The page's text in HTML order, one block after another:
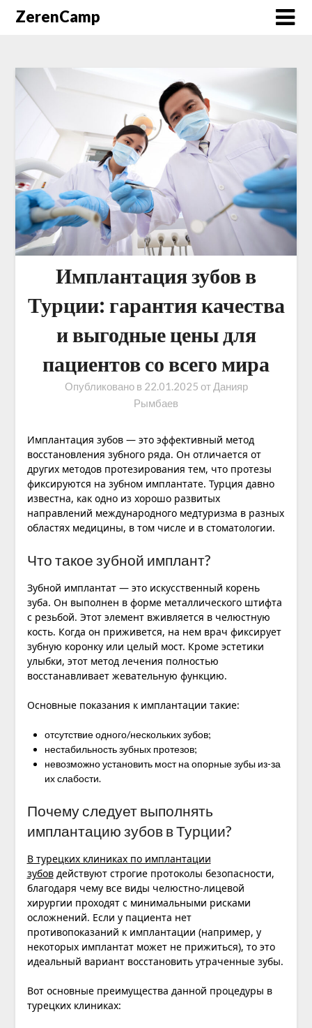
ZerenCamp
Имплантация зубов в
Турции: гарантия качества
и выгодные цены для
пациентов со всего мира
Опубликовано в 22.01.2025 от Данияр
Рымбаев
Имплантация зубов — это эффективный метод
восстановления зубного ряда. Он отличается от
других методов протезирования тем, что протезы
фиксируются на зубном имплантате. Турция давно
известна, как одно из хорошо развитых
направлений международного медтуризма в разных
областях медицины, в том числе и в стоматологии.
Что такое зубной имплант?
Зубной имплантат — это искусственный корень
зуба. Он выполнен в форме металлического штифта
с резьбой. Этот элемент вживляется в челюстную
кость. Когда он приживется, на нем врач фиксирует
зубную коронку или целый мост. Кроме эстетики
улыбки, этот метод лечения полностью
восстанавливает жевательную функцию.
Основные показания к имплантации такие:
отсутствие одного/нескольких зубов;
нестабильность зубных протезов;
невозможно установить мост на опорные зубы из-за
их слабости.
Почему следует выполнять
имплантацию зубов в Турции?
В турецких клиниках по имплантации
зубовдействуют строгие протоколы безопасности,
благодаря чему все виды челюстно-лицевой
хирургии проходят с минимальными рисками
осложнений. Если у пациента нет
противопоказаний к имплантации (например, у
некоторых имплантат может не прижиться), то это
идеальный вариант восстановить утраченные зубы.
Вот основные преимущества данной процедуры в
турецких клиниках: